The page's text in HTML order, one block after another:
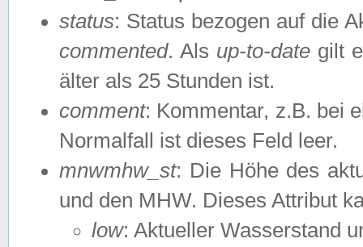
status: Status bezogen auf die
commented. Als up-to-date gilt
älter als 25 Stunden ist.
comment: Kommentar, z.B. bei
Normalfall ist dieses Feld leer.
mnwmhw_st: Die Höhe des
und den MHW. Dieses Attribut
low: Aktueller Wasserstand